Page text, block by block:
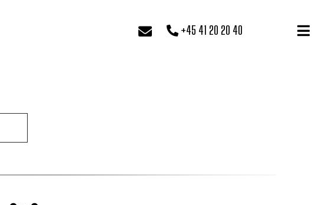
+45 41 20 20 40